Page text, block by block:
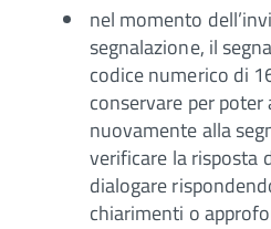
nel momento
segnalazione, il
codice numerico di
conservare per poter
nuovamente alla
verificare la risposta
dialogare
chiarimenti o